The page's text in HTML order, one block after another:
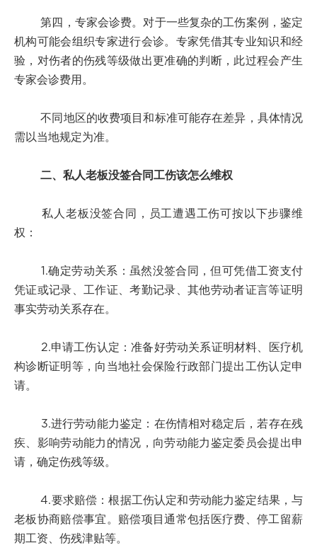
第四，专家会诊费。对于一些复杂的工伤案例，鉴定
机构可能会组织专家进行会诊。专家凭借其专业知识和经
验，对伤者的伤残等级做出更准确的判断，此过程会产生
专家会诊费用。
不同地区的收费项目和标准可能存在差异，具体情况
需以当地规定为准。
二、私人老板没签合同工伤该怎么维权
私人老板没签合同，员工遭遇工伤可按以下步骤维
权：
1.确定劳动关系：虽然没签合同，但可凭借工资支付
凭证或记录、工作证、考勤记录、其他劳动者证言等证明
事实劳动关系存在。
2.申请工伤认定：准备好劳动关系证明材料、医疗机
构诊断证明等，向当地社会保险行政部门提出工伤认定申
请。
3.进行劳动能力鉴定：在伤情相对稳定后，若存在残
疾、影响劳动能力的情况，向劳动能力鉴定委员会提出申
请，确定伤残等级。
4.要求赔偿：根据工伤认定和劳动能力鉴定结果，与
老板协商赔偿事宜。赔偿项目通常包括医疗费、停工留薪
期工资、伤残津贴等。